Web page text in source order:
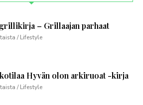
– Grillaajan parhaat
/ Lifestyle
Hyvän olon arkiruoat -kirja
/ Lifestyle